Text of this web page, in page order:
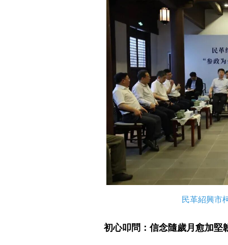
民革紹興市
初心叩問：信念隨歲月愈加堅